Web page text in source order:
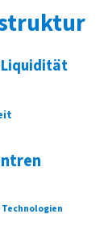
Liquidität
Technologien